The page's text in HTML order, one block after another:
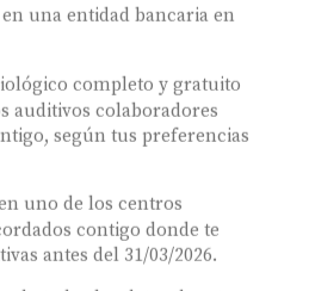
una entidad bancaria en
completo y gratuito
auditivos colaboradores
según tus preferencias
uno de los centros
contigo donde te
antes del 31/03/2026.